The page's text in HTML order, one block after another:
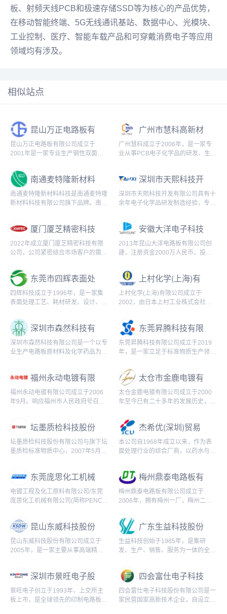
板、射频天线PCB和极速存储SSD等为核心的产品优势，
在移动智能终端、5G无线通讯基站、数据中心、光模块、
工业控制、医疗、智能车载产品和可穿戴消费电子等应用
领域均有涉及。
相似站点
昆山万正电路板有
限公司
昆山万正电路板有限公司成立于
2001年是一家专业生产钢性双面及
司位于江苏省昆山市千灯镇经济技术
开发区，紧靠苏虹机...
广州市慧科高新材
料科技有限公司
广州慧科成立于2006年，是一家专
业从事PCB电子化学品的研发、生
有PCB孔金属...
南通麦特隆新材料
科技有限
南通麦特隆新材料科技是南通麦特隆
新材料科技有限公司旗下品牌。南通
深圳市天熙科技开
发有限公司
深圳市天熙科技开发有限公司具有十
余年电子化学品研发制造经验，专业
半导体及微电子功能材料的研发、生
产、销售,拥有优...
厦门厦芝精密科技
有限公司
2022年成立厦门厦芝精密科技有限
公司，公司紧密结合市场客户的需求
刀、3C行业钻头、螺纹刀具、通用
加工钻头等产...
安徽大洋电子科技
有限公司
2013年昆山大洋电路板有限公司创
建，注册资金2000万人民币，投资
额每年有30%至40%的增长，经过8
年的经营...
东莞市四辉表面处
理科技有限公司
四辉科技成立于1996年，是一家集
表面处理工艺、耗材研发、设计、生
全球客户提供专业表面处理应用解决
方案和材料供应...
上村化学(上海)有
限公司
上村化学(上海)有限公司成立于
2002，由日本上村工业株式会社
技术的领军企业，本着"诚心诚意彻
底实践...
深圳市森然科技有
限公司
深圳市森然科技有限公司是一个以专
业生产电路板原材料及化学药品为主
生产和检测设备...
东莞昇腾科技有限
公司
东莞昇腾科技有限公司成立于2019
年，是一家立足于标准物质生产领域
事标准物质及常用化学试液的研发与
生产
福州永动电镀有限
公司
福州永动电镀有限公司成立于2006
年9月。响应福州市人民政府号召，
现厂区占地...
太仓市金鹿电镀有
限公司
太仓金鹿电镀有限公司成立于2000
年至今已有二十多年的发展历史，注
20000平方米。公司主要以塑料电镀
为主，逐步发...
坛墨质检科技股份
有限公司
坛墨质检科技股份有限公司与旗下坛
墨质检标准物质中心，2007年5月在
销售、服务为...
杰希优(深圳)贸易
有限公司
本公司自1968年成立以来，作为表
面处理行业的综合厂商，以药水与设
整套解决方案，从...
东莞庞思化工机械
有限公司
电镀工程及化工原料有限公司/东莞
庞思化工机械有限公司(简称PENC)
制造行业。
梅州鼎泰电路板有
限公司
梅州鼎泰电路板有限公司成立于
2006年，拥有梅州一厂，梅州二
公司。梅州鼎泰电路板有限公司已实
现月产高端线路板12...
昆山东威科技股份
有限公司
昆山东威科技股份有限公司成立于
2005年，是一家主要从事高端精密
广东生益科技股份
有限公司
生益科技创始于1985年，是集研
发、生产、销售、服务为一体的全球
覆铜板、半固化片、绝缘层压板、金
属基覆铜箔板、涂...
深圳市景旺电子股
份有限公司
景旺电子创立于1993年，上交所主
板上市，是全球领先的印制电路板及
四会富仕电子科技
股份有限公司
四会富仕电子科技股份有限公司是一
家民营国家高新技术企业，自设立以